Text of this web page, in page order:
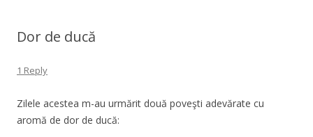
Dor de ducă
1 Reply
Zilele acestea m-au urmărit două poveşti adevărate cu
aromă de dor de ducă: